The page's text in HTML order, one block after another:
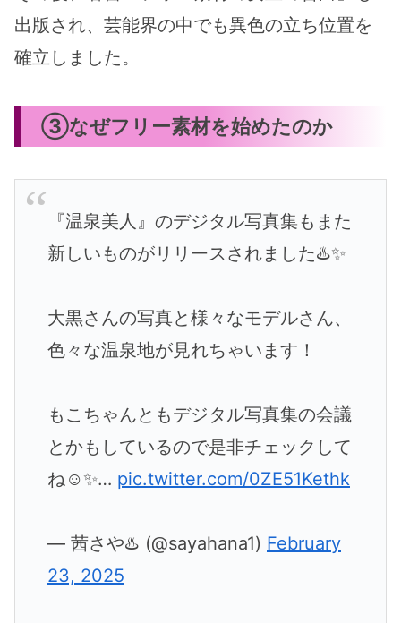
出版され、芸能界の中でも異色の立ち位置を
確立しました。
③なぜフリー素材を始めたのか
『温泉美人』のデジタル写真集もまた
新しいものがリリースされました♨️✨
大黒さんの写真と様々なモデルさん、
色々な温泉地が見れちゃいます！
もこちゃんともデジタル写真集の会議
とかもしているので是非チェックして
ね☺️✨… pic.twitter.com/0ZE51Kethk
— 茜さや♨️ (@sayahana1) February
23, 2025